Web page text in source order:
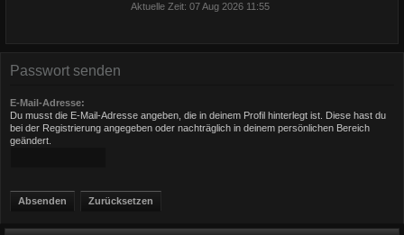
Aktuelle Zeit: 07 Aug 2026 11:55
Passwort senden
E-Mail-Adresse:
Du musst die E-Mail-Adresse angeben, die in deinem Profil hinterlegt ist. Diese hast du
bei der Registrierung angegeben oder nachträglich in deinem persönlichen Bereich
geändert.